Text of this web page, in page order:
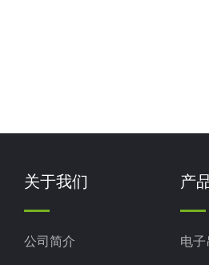
关于我们
公司简介
产
电子